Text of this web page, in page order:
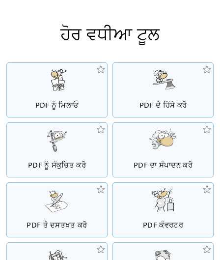
ਹੋਰ ਵਧੀਆ ਟੂਲ
PDF ਨੂੰ ਮਿਲਾਓ PDF ਦੇ ਹਿੱਸੇ ਕਰੋ
PDF ਨੂੰ ਸੰਕੁਚਿਤ ਕਰੋ PDF ਦਾ ਸੰਪਾਦਨ ਕਰੋ
PDF ਤੇ ਦਸਤਖਤ ਕਰੋ PDF ਕੰਵਰਟਰ